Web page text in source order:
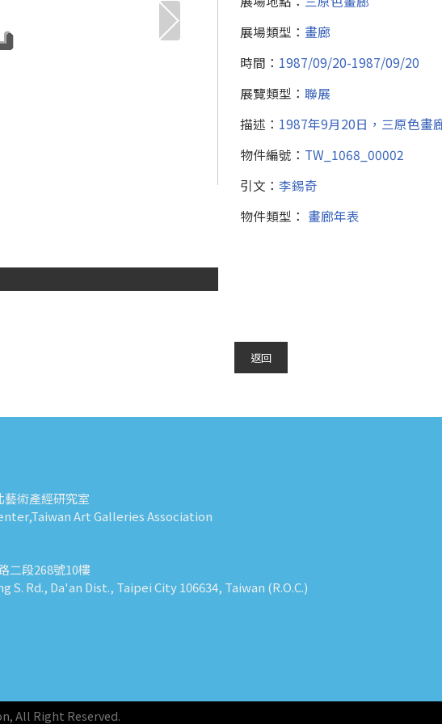
展場類型： 畫廊
時間： 1987/09/20-1987/09/20
展覽類型： 聯展
描述： 1987年9月20日，三原色畫
物件編號： TW_1068_00002
引文： 李錫奇
物件類型： 畫廊年表
返回
術產經研究室
Art Galleries Association
二段268號10樓
S. Rd., Da'an Dist., Taipei City 106634, Taiwan (R.O.C.)
All Right Reserved.